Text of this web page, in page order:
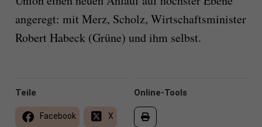
angeregt: mit Merz, Scholz, Wirtschaftsminister
Robert Habeck (Grüne) und ihm selbst.
Online-Tools
Teile
Facebook X